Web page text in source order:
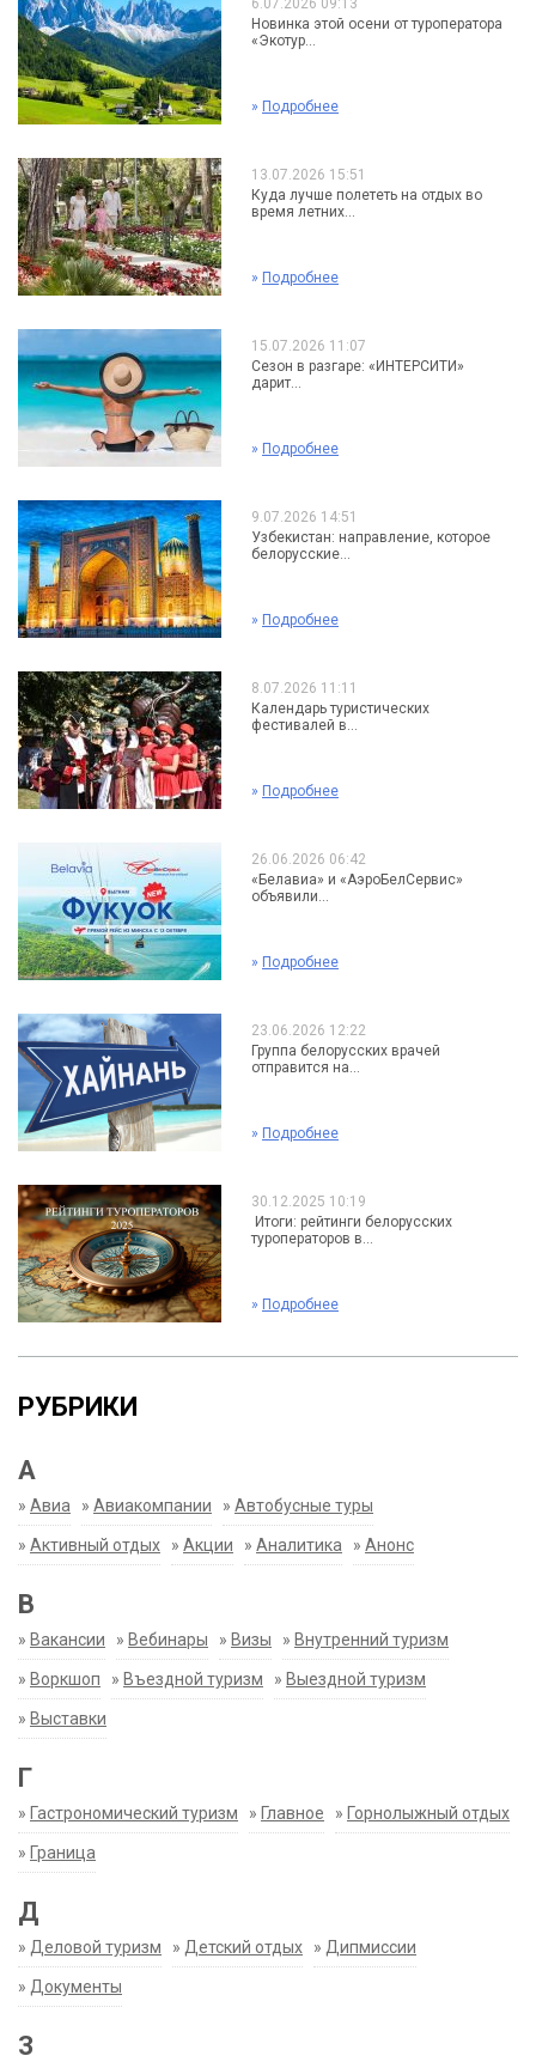
Новинка этой осени от туроператора
«Экотур...
» Подробнее
13.07.2026 15:51
Куда лучше полететь на отдых во
время летних...
» Подробнее
15.07.2026 11:07
Сезон в разгаре: «ИНТЕРСИТИ»
дарит...
» Подробнее
9.07.2026 14:51
Узбекистан: направление, которое
белорусские...
» Подробнее
8.07.2026 11:11
Календарь туристических
фестивалей в...
» Подробнее
26.06.2026 06:42
«Белавиа» и «АэроБелСервис»
объявили...
» Подробнее
23.06.2026 12:22
Группа белорусских врачей
отправится на...
» Подробнее
30.12.2025 10:19
Итоги: рейтинги белорусских
туроператоров в...
» Подробнее
РУБРИКИ
А
» Авиа » Авиакомпании » Автобусные туры
» Активный отдых » Акции » Аналитика » Анонс
В
» Вакансии » Вебинары » Визы » Внутренний туризм
» Воркшоп » Въездной туризм » Выездной туризм
» Выставки
Г
» Гастрономический туризм » Главное » Горнолыжный отдых
» Граница
Д
» Деловой туризм » Детский отдых » Дипмиссии
» Документы
З